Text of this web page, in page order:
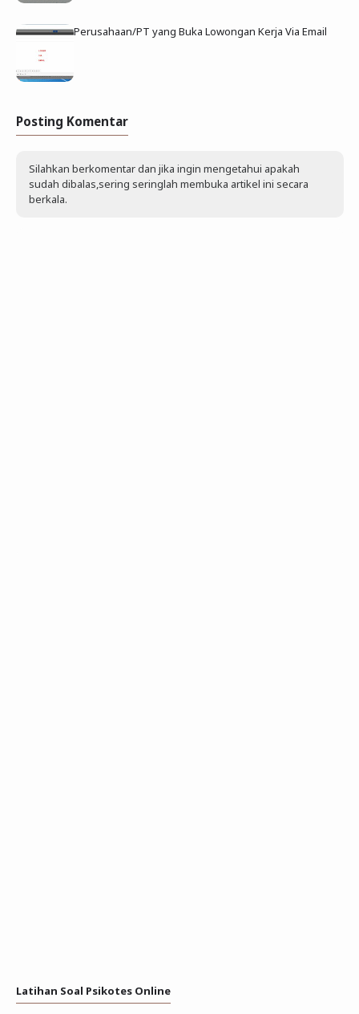
Perusahaan/PT yang Buka Lowongan Kerja Via Email
Posting Komentar
Silahkan berkomentar dan jika ingin mengetahui apakah
sudah dibalas,sering seringlah membuka artikel ini secara
berkala.
Latihan Soal Psikotes Online